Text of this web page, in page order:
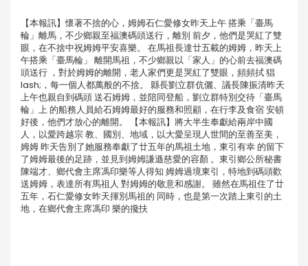
【本報訊】懷著不捨的心，姆姆石仁愛修女昨天上午 搭乘「臺馬
輪」離馬，不少鄉親至福澳碼頭送行，離別 前夕，他們是哭紅了雙
眼，在不捨中祝姆姆平安喜樂。 在馬祖長達廿五載的姆姆，昨天上
午搭乘「臺馬輪」 離開馬祖，不少鄉親以「家人」的心前去福澳碼
頭送行 ，對於姆姆的離開，老人家們更是哭紅了雙眼，頻頻拭 猖
lash;，每一個人都萬般的不捨。 縣長劉立群伉儷、議長陳振清昨天
上午也親自到碼頭 送石姆姆，並陪同登船，劉立群特別交待「臺馬
輪」上 的船務人員給石姆姆最好的服務和照顧，在行李及食宿 安頓
好後，他們才放心的離開。 【本報訊】將大半生奉獻給兩岸中國
人，以愛跨越宗 教、國別、地域，以大愛呈現人世間的至善至美，
姆姆 昨天告別了她服務奉獻了廿五年的馬祖土地，東引有幸 的留下
了姆姆最後的足跡，並見到姆姆謙遜慈愛的容顏 。東引鄉公所秘書
陳端才、鄉代會主席馮印樂等人得知 姆姆過境東引，特地到碼頭歡
送姆姆，表達所有馬祖人 對姆姆的敬意和感謝。 雖然在馬祖住了廿
五年，石仁愛修女昨天揮別馬祖的 同時，也是第一次踏上東引的土
地，在鄉代會主席馮印 樂的攙扶